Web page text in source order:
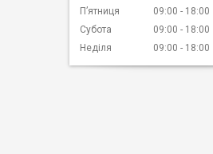
Пʼятниця
09:00
18:00
Субота
09:00
18:00
Неділя
09:00 18:00